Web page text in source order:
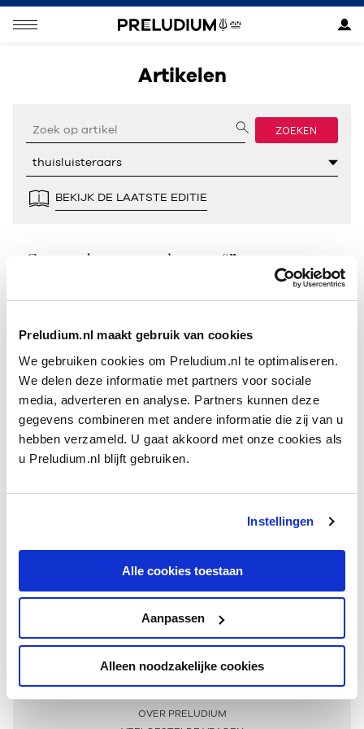
Preludium.nl maakt gebruik van cookies
We gebruiken cookies om Preludium.nl te optimaliseren.
We delen deze informatie met partners voor sociale
media, adverteren en analyse. Partners kunnen deze
gegevens combineren met andere informatie die zij van u
hebben verzameld. U gaat akkoord met onze cookies als
u Preludium.nl blijft gebruiken.
Instellingen
Alle cookies toestaan
Aanpassen
Alleen noodzakelijke cookies
Artikelen
ZOEKEN
BEKIJK DE LAATSTE EDITIE
Geen resultaten gevonden voor “”.
Meer informatie
OVER PRELUDIUM